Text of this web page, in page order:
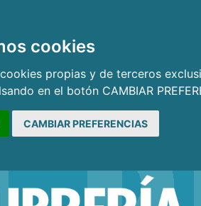
cookies
propias y de terceros
en el botón CAMBIAR
CAMBIAR PREFERENCIAS